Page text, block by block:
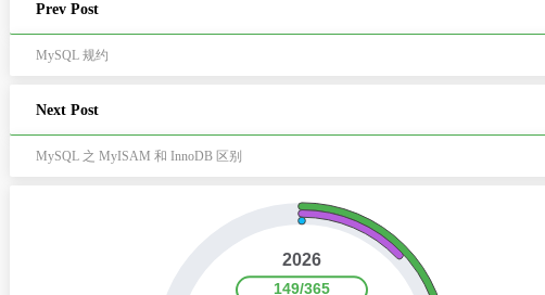
Prev Post
MySQL 规约
Next Post
MySQL 之 MyISAM 和 InnoDB 区别